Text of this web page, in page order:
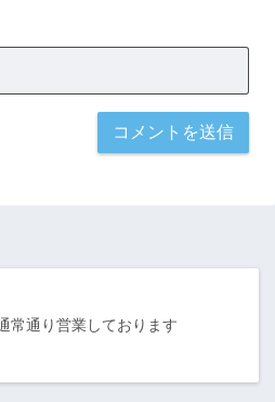
常通り営業しております